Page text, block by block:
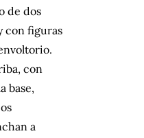
de dos
con figuras
con
base,
a